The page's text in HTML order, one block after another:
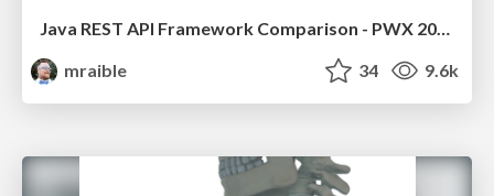
Java REST API Framework Comparison - PWX 2021
mraible
34 9.6k